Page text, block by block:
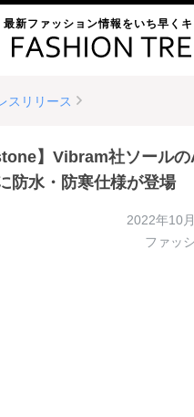
最新ファッション情報をいち早くキ
スリリース
】Vibram社ソール
防水・防寒仕様が登場
2022年10
ファッ